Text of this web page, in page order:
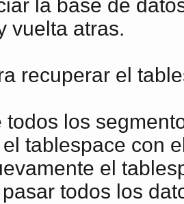
la base de
vuelta atras.
recuperar el
todos los
tablespace con
el
todos los